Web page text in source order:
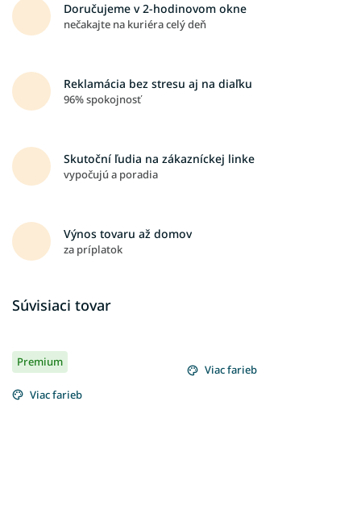
Doručujeme v 2-hodinovom okne
nečakajte na kuriéra celý deň
Reklamácia bez stresu aj na diaľku
96% spokojnosť
Skutoční ľudia na zákazníckej linke
vypočujú a poradia
Výnos tovaru až domov
za príplatok
Súvisiaci tovar
Premium
Viac farieb
Viac farieb